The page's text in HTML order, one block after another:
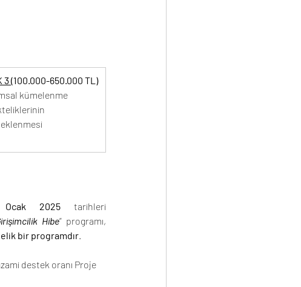
3 (100.000-650.000 TL)
kümelenme
2025 tarihleri
Hibe
bir programdır.
destek oranı Proje